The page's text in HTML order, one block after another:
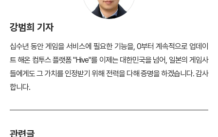
강범희 기자
십수년 동안 게임을 서비스에 필요한 기능을, 0부터 계속적으로 업데이
트 해온 컴투스 플랫폼 "Hive"를 이제는 대한민국을 넘어, 일본의 게임사
들에게도 그 가치를 인정받기 위해 전력을 다해 증명을 하겠습니다. 감사
합니다.
관련글